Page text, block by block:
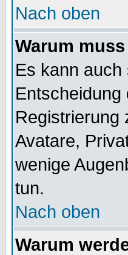
Nach oben
Warum
Es kann
Entscheidung
Registrierung
Avatare,
wenige
tun.
Nach oben
Warum